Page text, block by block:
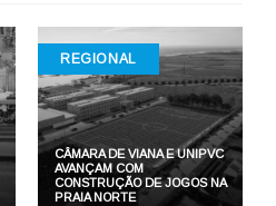
REGIONAL
CÂMARA DE VIANA E UNIPVC
AVANÇAM COM
CONSTRUÇÃO DE JOGOS NA
PRAIA NORTE